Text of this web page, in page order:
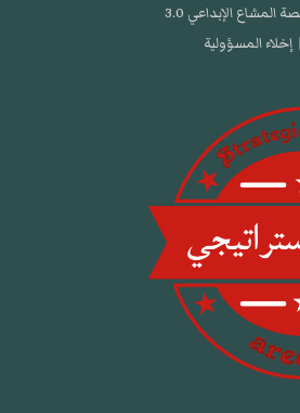
المشاع الإبداعي 3.0
إخلاء المسؤولية